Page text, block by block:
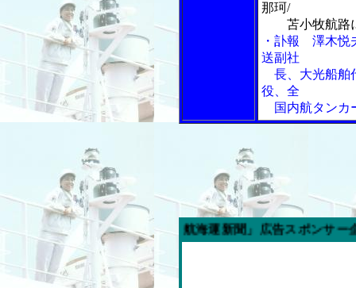
那珂/
苫小牧航路
・訃報 澤木悦
送副社
長、大光船舶
役、全
国内航タンカ
今週の「内航海運新聞」広告スポンサー企業